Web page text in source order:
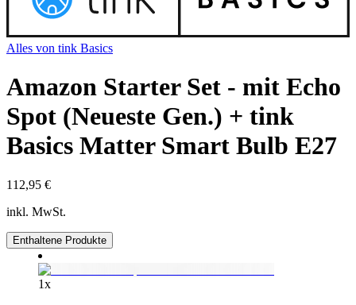
Alles von tink Basics
Amazon Starter Set - mit Echo
Spot (Neueste Gen.) + tink
Basics Matter Smart Bulb E27
112,95 €
inkl. MwSt.
Enthaltene Produkte
1x